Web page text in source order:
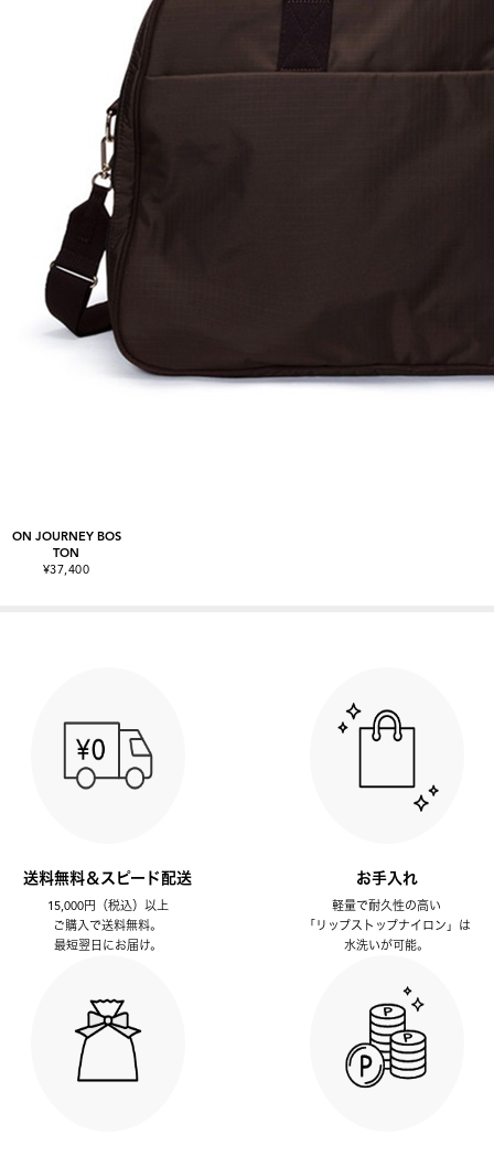
ON JOURNEY BOS
TON
¥37,400
送料無料＆スピード配送
15,000円（税込）以上
ご購入で送料無料。
最短翌日にお届け。
お手入れ
軽量で耐久性の高い
「リップストップナイロン」は
水洗いが可能。